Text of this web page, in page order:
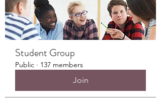
Student Group
Public · 137 members
Join